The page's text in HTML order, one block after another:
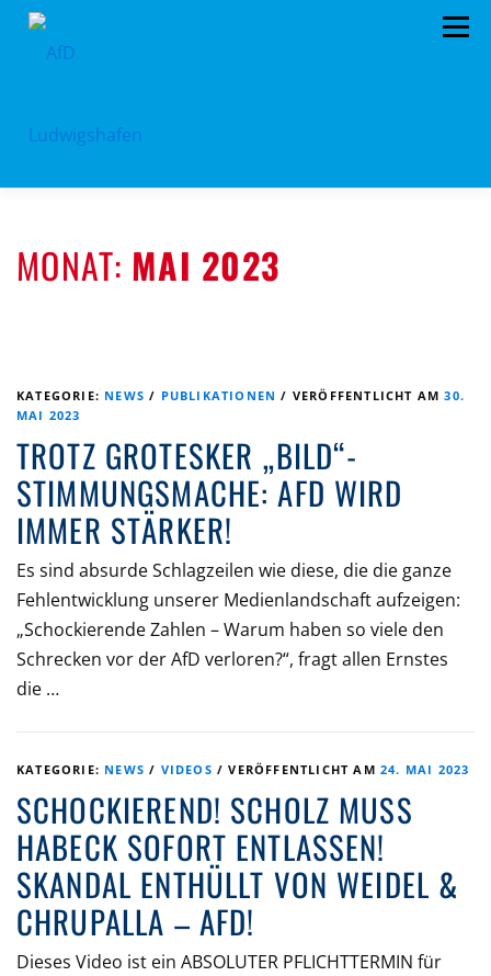
Zum
Menü
PROGRAMM KONTAKT
MONAT: MAI 2023
KATEGORIE: NEWS / PUBLIKATIONEN / VERÖFFENTLICHT AM30.
MAI 2023
TROTZ GROTESKER „BILD“-
STIMMUNGSMACHE: AFD WIRD
IMMER STÄRKER!
Es sind absurde Schlagzeilen wie diese, die die ganze
Fehlentwicklung unserer Medienlandschaft aufzeigen:
„Schockierende Zahlen – Warum haben so viele den
Schrecken vor der AfD verloren?“, fragt allen Ernstes
die …
KATEGORIE: NEWS / VIDEOS /VERÖFFENTLICHT AM24. MAI 2023
SCHOCKIEREND! SCHOLZ MUSS
HABECK SOFORT ENTLASSEN!
SKANDAL ENTHÜLLT VON WEIDEL &
CHRUPALLA – AFD!
Dieses Video ist ein ABSOLUTER PFLICHTTERMIN für